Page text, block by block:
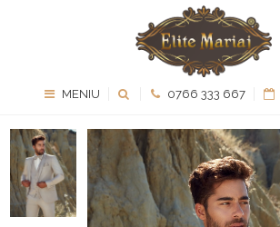
MENIU 0766 333 667